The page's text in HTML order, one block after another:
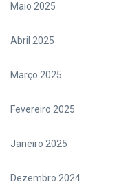
Maio 2025
Abril 2025
Março 2025
Fevereiro 2025
Janeiro 2025
Dezembro 2024